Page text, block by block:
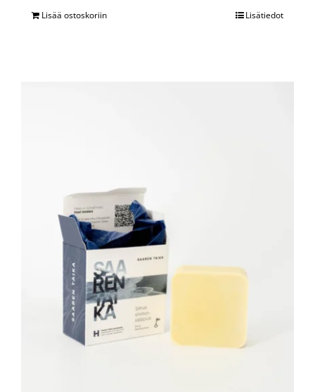
hinta
Lisää ostoskoriin Lisätiedot